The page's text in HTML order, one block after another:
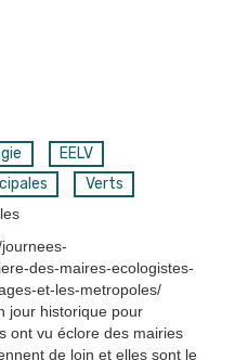
EELV
Verts
des-maires-ecologistes-
et-les-metropoles/
jour historique pour
ont vu éclore des mairies
de loin et elles sont le